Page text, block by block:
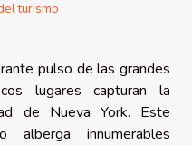
turismo
pulso de las grandes
lugares capturan la
de Nueva York. Este
innumerables